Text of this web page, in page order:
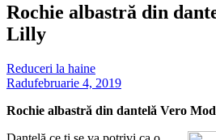
Rochie albastră din
Lilly
Reduceri la haine
Radufebruarie 4, 2019
Rochie albastră din dantelă Vero